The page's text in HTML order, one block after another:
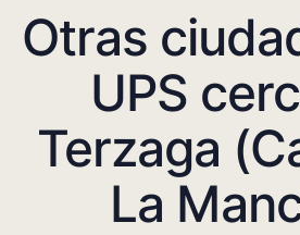
Otras
UPS
Terzaga
La